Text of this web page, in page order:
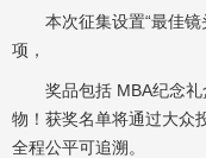
本次征集设置“最佳镜
项，
奖品包括 MBA纪念
物！获奖名单将通过大众
全程公平可追溯。